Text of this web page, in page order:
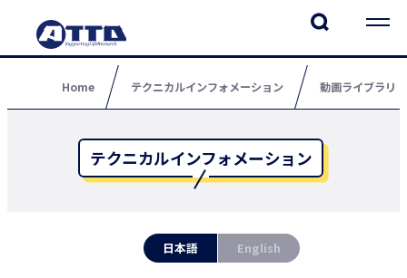
Home テクニカルインフォメーション 動画ライブラリ
テクニカルインフォメーション
日本語 English